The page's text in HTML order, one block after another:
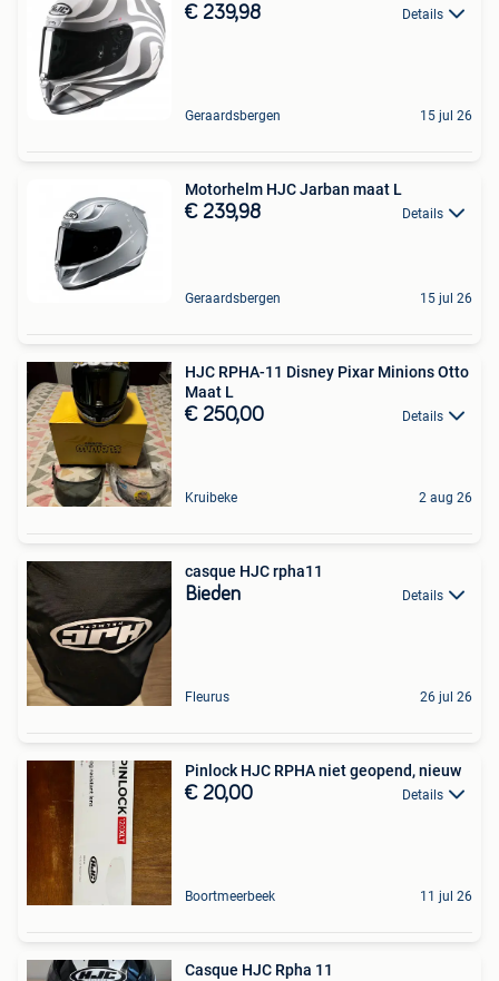
€ 239,98 Details
Geraardsbergen 15 jul 26
Motorhelm HJC Jarban maat L
€ 239,98 Details
Geraardsbergen 15 jul 26
HJC RPHA-11 Disney Pixar Minions Otto
Maat L
€ 250,00 Details
Kruibeke 2 aug 26
casque HJC rpha11
Bieden Details
Fleurus 26 jul 26
Pinlock HJC RPHA niet geopend, nieuw
€ 20,00 Details
Boortmeerbeek 11 jul 26
Casque HJC Rpha 11